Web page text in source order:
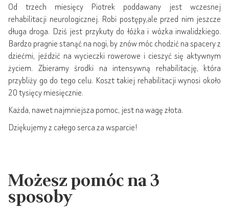
Od trzech miesięcy Piotrek poddawany jest wczesnej
rehabilitacji neurologicznej. Robi postępy,ale przed nim jeszcze
długa droga. Dziś jest przykuty do łóżka i wózka inwalidzkiego.
Bardzo pragnie stanąć na nogi, by znów móc chodzić na spacery z
dziećmi, jeździć na wycieczki rowerowe i cieszyć się aktywnym
życiem. Zbieramy środki na intensywną rehabilitację, która
przybliży go do tego celu. Koszt takiej rehabilitacji wynosi około
20 tysięcy miesięcznie.
Każda, nawet najmniejsza pomoc, jest na wagę złota.
Dziękujemy z całego serca za wsparcie!
Możesz pomóc na 3
sposoby